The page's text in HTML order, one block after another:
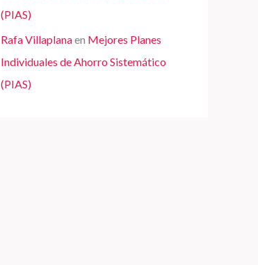
(PIAS)
Rafa Villaplanaen Mejores Planes
Individuales de Ahorro Sistemático
(PIAS)